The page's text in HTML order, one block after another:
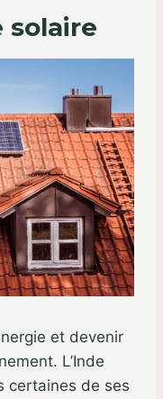
solaire
et devenir
L’Inde
certaines de ses